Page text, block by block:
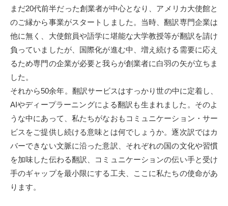
まだ20代前半だった創業者が中心となり、アメリカ大使館と
のご縁から事業がスタートしました。当時、翻訳専門企業は
他に無く、大使館員や語学に堪能な大学教授等が翻訳を請け
負っていましたが、国際化が進む中、増え続ける需要に応え
るため専門の企業が必要と我らが創業者に白羽の矢が立ちま
した。
それから50余年。翻訳サービスはすっかり世の中に定着し、
AIやディープラーニングによる翻訳も生まれました。そのよ
うな中にあって、私たちがなおもコミュニケーション・サー
ビスをご提供し続ける意味とは何でしょうか。逐次訳ではカ
バーできない文脈に沿った意訳、それぞれの国の文化や習慣
を加味した伝わる翻訳、コミュニケーションの伝い手と受け
手のギャップを最小限にする工夫、ここに私たちの使命があ
ります。